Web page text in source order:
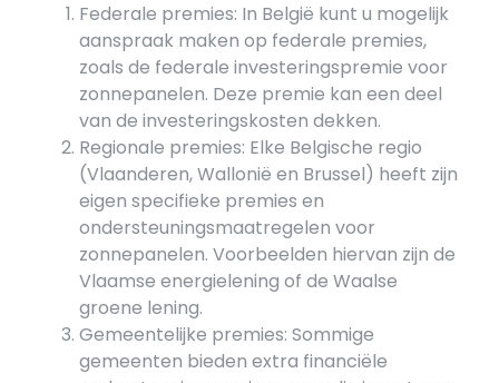
Federale premies: In België kunt u mogelijk
aanspraak maken op federale premies,
zoals de federale investeringspremie voor
zonnepanelen. Deze premie kan een deel
van de investeringskosten dekken.
Regionale premies: Elke Belgische regio
(Vlaanderen, Wallonië en Brussel) heeft zijn
eigen specifieke premies en
ondersteuningsmaatregelen voor
zonnepanelen. Voorbeelden hiervan zijn de
Vlaamse energielening of de Waalse
groene lening.
Gemeentelijke premies: Sommige
gemeenten bieden extra financiële